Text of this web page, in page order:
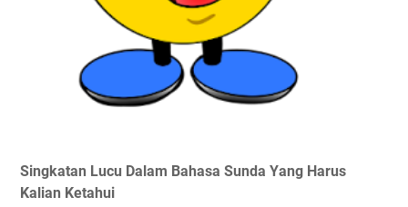
Singkatan Lucu Dalam Bahasa Sunda Yang Harus
Kalian Ketahui